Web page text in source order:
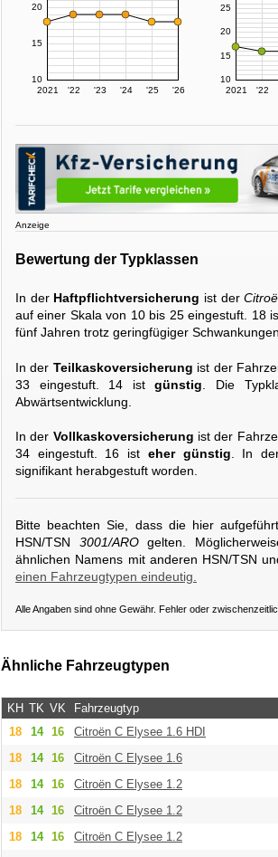
2021 '22 '23 '24 '25 '26
10
15
20
2021 '22
10
15
20
25
Anzeige
Bewertung der Typklassen
In der Haftpflichtversicherung ist der
auf einer Skala von 10 bis 25 eingestuft. 18
fünf Jahren trotz geringfügiger
In der Teilkaskoversicherung ist der
33 eingestuft. 14 istgünstig . Die
Abwärtsentwicklung.
In der Vollkaskoversicherung ist der
34 eingestuft. 16 ist eher günstig. In
signifikant herabgestuft worden.
Bitte beachten Sie, dass die hier
HSN/TSN 3001/AROgelten.
ähnlichen Namens mit anderen HSN/TSN
einen Fahrzeugtypen eindeutig.
Alle Angaben sind ohne Gewähr. Fehler oder
Ähnliche Fahrzeugtypen
KH TK VK Fahrzeugtyp
18
14 16 Citroën C Elysee 1.6 HDI
18
14 16 Citroën C Elysee 1.6
18
14 16 Citroën C Elysee 1.2
18
14 16 Citroën C Elysee 1.2
18
14 16 Citroën C Elysee 1.2